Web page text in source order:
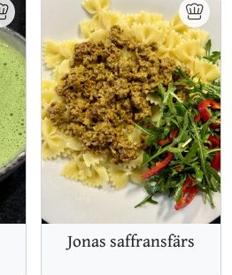
Jonas saffransfärs